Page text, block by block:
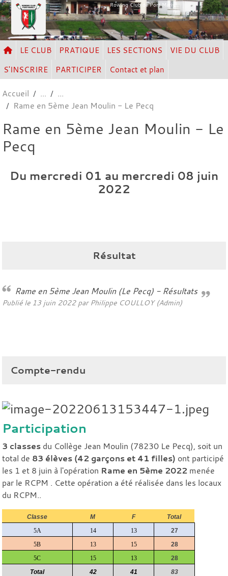
Rowing Club de Port Marly
LE CLUB PRATIQUE LES SECTIONS
VIE DU CLUB
S'INSCRIRE
PARTICIPER Contact et plan
Accueil
Rame en 5ème Jean Moulin - Le Pecq
Rame en 5ème Jean Moulin - Le
Pecq
Du mercredi 01 au mercredi 08 juin
2022
Résultat
Rame en 5ème Jean Moulin (Le Pecq) - Résultats
Publié le 13 juin 2022par Philippe COULLOY (Admin)
Compte-rendu
Participation
3 classes du Collège Jean Moulin (78230 Le Pecq), soit un
total de 83 élèves (42 garçons et 41 filles) ont participé
les 1 et 8 juin à l'opération Rame en 5ème 2022 menée
par le RCPM . Cette opération a été réalisée dans les locaux
du RCPM..
Classe M F
Total
5A
14 13
27
5B
13 15
28
5C
15 13
28
Total
42 41 83
Panneau de gestion des cookies